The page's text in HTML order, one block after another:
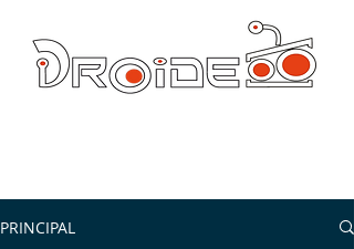
PRINCIPAL